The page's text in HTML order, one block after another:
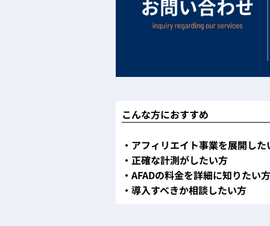
こんな方におすすめ
・アフィリエイト事業を展開した
・正確な計測がしたい方
・AFADの料金を詳細に知りたい方
・導入すべきか相談したい方